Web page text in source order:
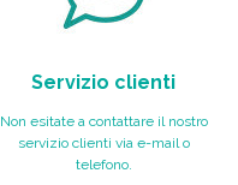
Servizio clienti
Non esitate a contattare il nostro
servizio clienti via e-mail o
telefono.